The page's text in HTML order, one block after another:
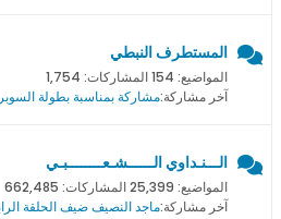
المستطرف النبطي
المواضيع: 154 المشاركات: 1,754
آخر مشاركة:مشاركة بمناسبة بطولة
الـــنـداوي الــــــشـعــــــــبـي
المواضيع: 25,399 المشاركات: 662,485
آخر مشاركة:ماجد النصيف ضيف الحلقة